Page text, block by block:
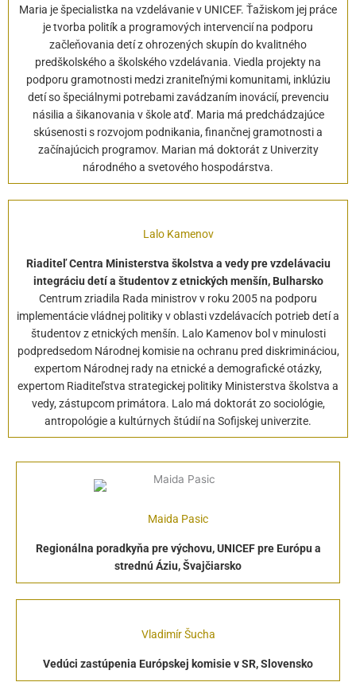
Maria je špecialistka na vzdelávanie v UNICEF. Ťažiskom jej práce
je tvorba politík a programových intervencií na podporu
začleňovania detí z ohrozených skupín do kvalitného
predškolského a školského vzdelávania. Viedla projekty na
podporu gramotnosti medzi zraniteľnými komunitami, inklúziu
detí so špeciálnymi potrebami zavádzaním inovácií, prevenciu
násilia a šikanovania v škole atď. Maria má predchádzajúce
skúsenosti s rozvojom podnikania, finančnej gramotnosti a
začínajúcich programov. Marian má doktorát z Univerzity
národného a svetového hospodárstva.
Lalo Kamenov
Riaditeľ Centra Ministerstva školstva a vedy pre vzdelávaciu
integráciu detí a študentov z etnických menšín, Bulharsko
Centrum zriadila Rada ministrov v roku 2005 na podporu
implementácie vládnej politiky v oblasti vzdelávacích potrieb detí a
študentov z etnických menšín. Lalo Kamenov bol v minulosti
podpredsedom Národnej komisie na ochranu pred diskrimináciou,
expertom Národnej rady na etnické a demografické otázky,
expertom Riaditeľstva strategickej politiky Ministerstva školstva a
vedy, zástupcom primátora. Lalo má doktorát zo sociológie,
antropológie a kultúrnych štúdií na Sofijskej univerzite.
Maida Pasic
Regionálna poradkyňa pre výchovu, UNICEF pre Európu a
strednú Áziu, Švajčiarsko
Vladimír Šucha
Vedúci zastúpenia Európskej komisie v SR, Slovensko